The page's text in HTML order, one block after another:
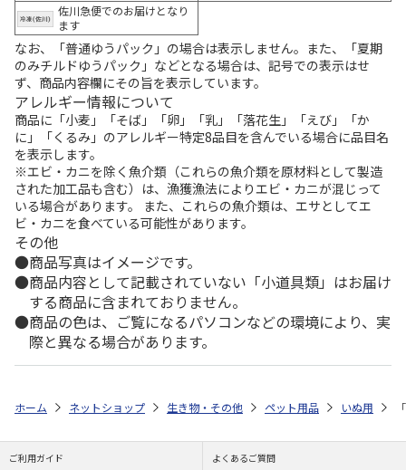
佐川急便でのお届けとなり
ます
なお、「普通ゆうパック」の場合は表示しません。また、「夏期
のみチルドゆうパック」などとなる場合は、記号での表示はせ
ず、商品内容欄にその旨を表示しています。
アレルギー情報について
商品に「小麦」「そば」「卵」「乳」「落花生」「えび」「か
に」「くるみ」のアレルギー特定8品目を含んでいる場合に品目名
を表示します。
※エビ・カニを除く魚介類（これらの魚介類を原材料として製造
された加工品も含む）は、漁獲漁法によりエビ・カニが混じって
いる場合があります。 また、これらの魚介類は、エサとしてエ
ビ・カニを食べている可能性があります。
その他
商品写真はイメージです。
商品内容として記載されていない「小道具類」はお届け
する商品に含まれておりません。
商品の色は、ご覧になるパソコンなどの環境により、実
際と異なる場合があります。
ホーム ネットショップ 生き物・その他 ペット用品 いぬ用
ご利用ガイド よくあるご質問